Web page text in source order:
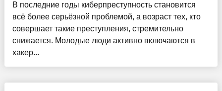
В последние годы киберпреступность становится
всё более серьёзной проблемой, а возраст тех, кто
совершает такие преступления, стремительно
снижается. Молодые люди активно включаются в
хакер...